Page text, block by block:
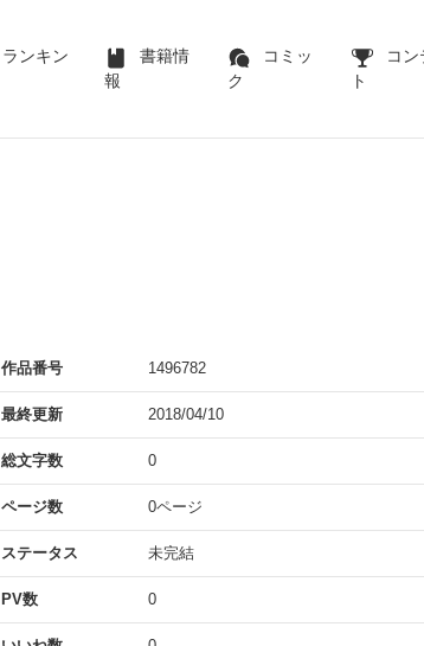
ランキン
書籍情
報
コミッ
ク
コ
ト
作品番号 1496782
最終更新 2018/04/10
総文字数 0
ページ数 0ページ
ステータス 未完結
PV数 0